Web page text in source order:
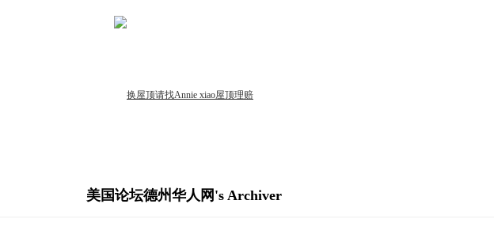
美国论坛德州华人网's Archiver